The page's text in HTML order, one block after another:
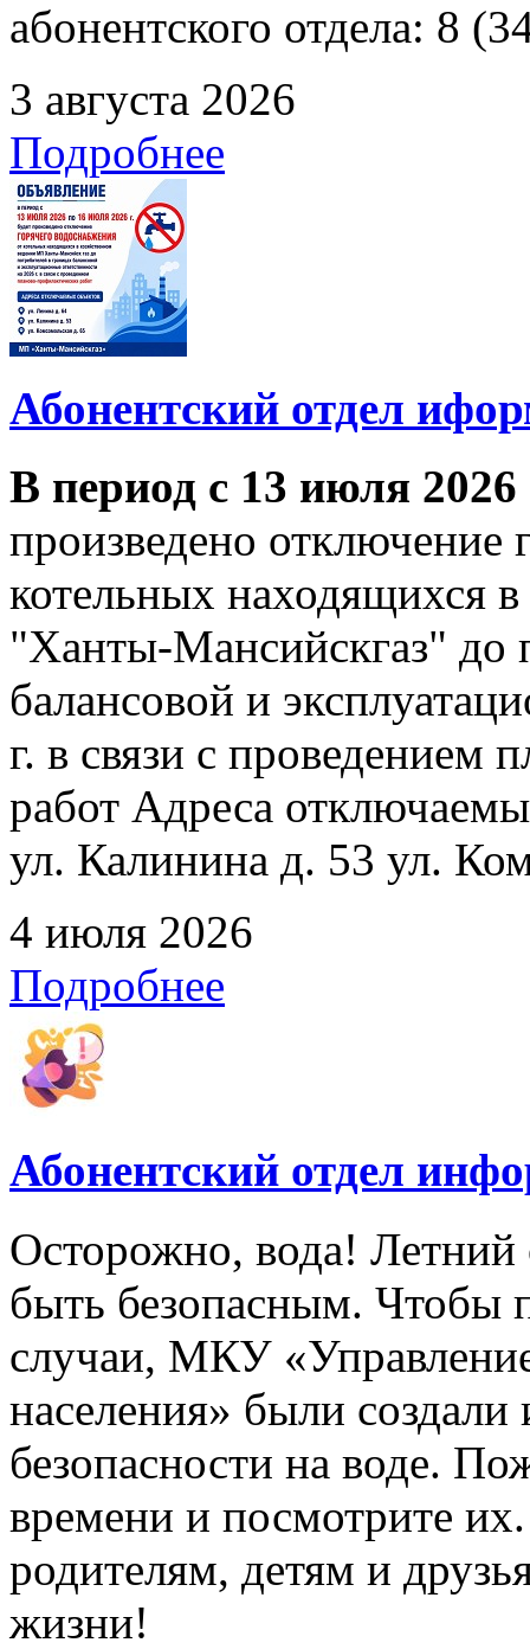
абонентского отдела: 8
3 августа 2026
Подробнее
Абонентский отдел
В период с 13 июля
произведено отключение
котельных находящихся
"Ханты-Мансийскгаз" до
балансовой и
г. в связи с проведением
работ Адреса
ул. Калинина д. 53 ул.
4 июля 2026
Подробнее
Абонентский отдел
Осторожно, вода! Летний
быть безопасным. Чтобы
случаи, МКУ
населения» были
безопасности на воде.
времени и посмотрите
родителям, детям и
жизни!